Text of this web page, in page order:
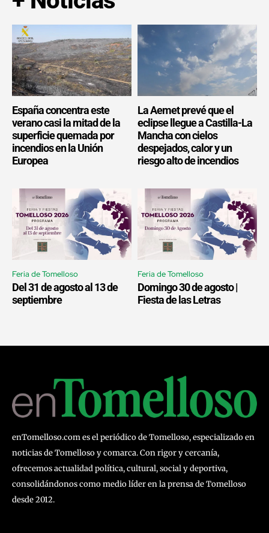
España concentra este
verano casi la mitad de la
superficie quemada por
incendios en la Unión
Europea
La Aemet prevé que el
eclipse llegue a Castilla-La
Mancha con cielos
despejados, calor y un
riesgo alto de incendios
Feria de Tomelloso
Del 31 de agosto al 13 de
septiembre
Feria de Tomelloso
Domingo 30 de agosto |
Fiesta de las Letras
enTomelloso.com es el periódico de Tomelloso, especializado en
noticias de Tomelloso y comarca. Con rigor y cercanía,
ofrecemos actualidad política, cultural, social y deportiva,
consolidándonos como medio líder en la prensa de Tomelloso
desde 2012.